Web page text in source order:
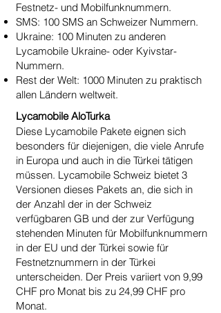
Festnetz- und Mobilfunknummern.
SMS: 100 SMS an Schweizer Nummern.
Ukraine: 100 Minuten zu anderen
Lycamobile Ukraine- oder Kyivstar-
Nummern.
Rest der Welt: 1000 Minuten zu praktisch
allen Ländern weltweit.
Lycamobile AloTurka
Diese Lycamobile Pakete eignen sich
besonders für diejenigen, die viele Anrufe
in Europa und auch in die Türkei tätigen
müssen. Lycamobile Schweiz bietet 3
Versionen dieses Pakets an, die sich in
der Anzahl der in der Schweiz
verfügbaren GB und der zur Verfügung
stehenden Minuten für Mobilfunknummern
in der EU und der Türkei sowie für
Festnetznummern in der Türkei
unterscheiden. Der Preis variiert von 9,99
CHF pro Monat bis zu 24,99 CHF pro
Monat.